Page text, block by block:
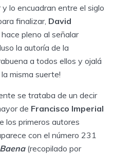
lo encuadran entre el siglo
finalizar, David
hace pleno al señalar
la autoría de la
a todos ellos y ojalá
misma suerte!
se trataba de un decir
de Francisco Imperial
los primeros autores
con el número 231
(recopilado por